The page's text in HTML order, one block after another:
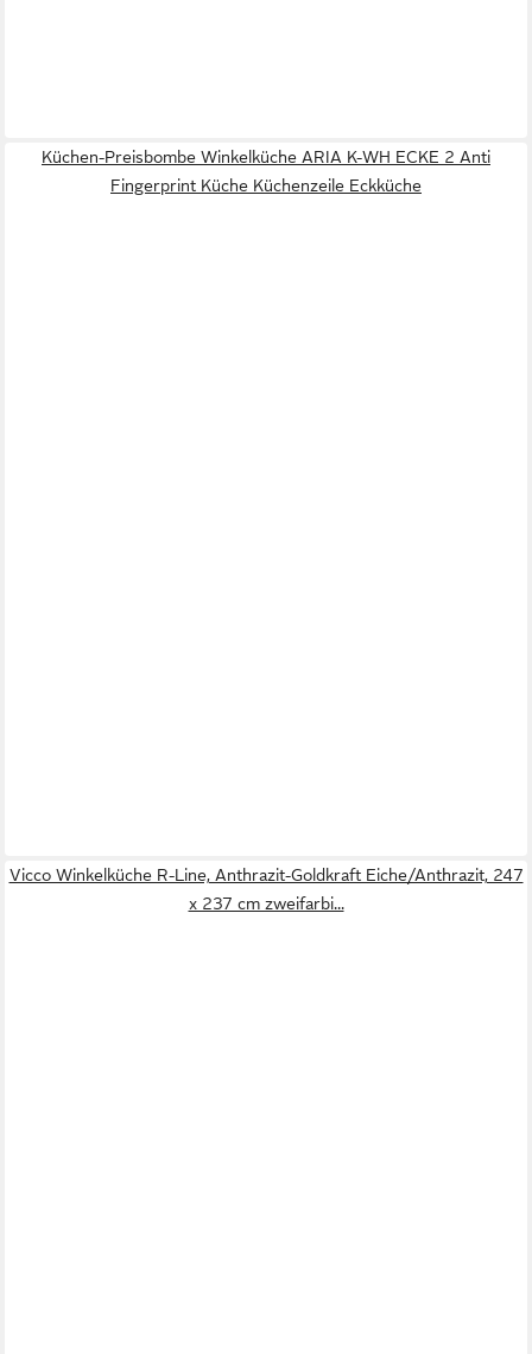
Küchen-Preisbombe Winkelküche ARIA K-WH ECKE 2 Anti
Fingerprint Küche Küchenzeile Eckküche
Vicco Winkelküche R-Line, Anthrazit-Goldkraft Eiche/Anthrazit, 247
x 237 cm zweifarbi...